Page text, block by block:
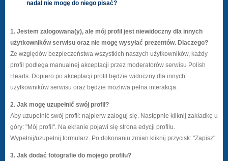
nadal nie mogę do niego pisać?
1. Jestem zalogowana(y), ale mój profil jest niewidoczny dla innych
użytkowników serwisu oraz nie mogę wysyłać prezentów. Dlaczego?
Ze względów bezpieczeństwa wszystkich naszych użytkowników, każdy
profil podlega manualnej akceptacji przez moderatorów serwisu Polish
Hearts. Dopiero po akceptacji profil będzie widoczny dla innych
użytkowników serwisu oraz będzie możliwa pełna interakcja.
2. Jak mogę uzupełnić swój profil?
Aby uzupełnić swój profil: najpierw zaloguj się. Następnie kliknij zakładkę u
góry: "Mój profil". Na ekranie pojawi się strona edycji profilu.
Wypełnij/uzupełnij formularz. Po dokonaniu zmian kliknij przycisk: "Zapisz".
3. Jak dodać fotografie do mojego profilu?